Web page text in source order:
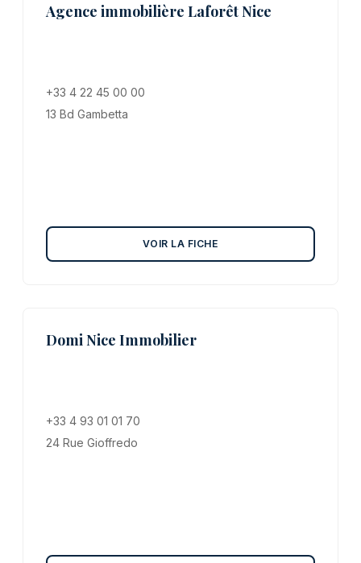
Agence immobilière Laforêt Nice
+33 4 22 45 00 00
13 Bd Gambetta
VOIR LA FICHE
Domi Nice Immobilier
+33 4 93 01 01 70
24 Rue Gioffredo